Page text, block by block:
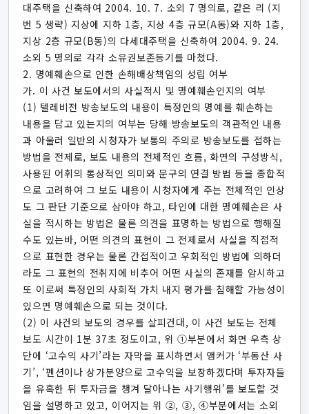
대주택을 신축하여 2004. 10. 7. 소외 7 명의로, 같은 리 (지
번 5 생략) 지상에 지하 1층, 지상 4층 규모(A동)와 지하 1층,
지상 2층 규모(B동)의 다세대주택을 신축하여 2004. 9. 24.
소외 5 명의로 각각 소유권보존등기를 마쳤다.
2. 명예훼손으로 인한 손해배상책임의 성립 여부
가. 이 사건 보도에서의 사실적시 및 명예훼손인지의 여부
(1) 텔레비전 방송보도의 내용이 특정인의 명예를 훼손하는
내용을 담고 있는지의 여부는 당해 방송보도의 객관적인 내용
과 아울러 일반의 시청자가 보통의 주의로 방송보도를 접하는
방법을 전제로, 보도 내용의 전체적인 흐름, 화면의 구성방식,
사용된 어휘의 통상적인 의미와 문구의 연결 방법 등을 종합적
으로 고려하여 그 보도 내용이 시청자에게 주는 전체적인 인상
도 그 판단 기준으로 삼아야 하고, 타인에 대한 명예훼손은 사
실을 적시하는 방법은 물론 의견을 표명하는 방법으로 행해질
수도 있는바, 어떤 의견의 표현이 그 전제로서 사실을 직접적
으로 표현한 경우는 물론 간접적이고 우회적인 방법에 의하더
라도 그 표현의 전취지에 비추어 어떤 사실의 존재를 암시하고
또 이로써 특정인의 사회적 가치 내지 평가를 침해할 가능성이
있으면 명예훼손으로 되는 것이다.
(2) 이 사건의 보도의 경우를 살피건대, 이 사건 보도는 전체
보도 시간이 1분 37초 정도이고, 위 ①부분에서 화면 우측 상
단에 ‘고수익 사기’라는 자막을 표시하면서 앵커가 ‘부동산 사
기’, ‘펜션이나 상가분양으로 고수익을 보장하겠다며 투자자들
을 유혹한 뒤 투자금을 챙겨 달아나는 사기행위’를 보도할 것
임을 설명하고 있고, 이어지는 위 ②, ③, ④부분에서는 소외